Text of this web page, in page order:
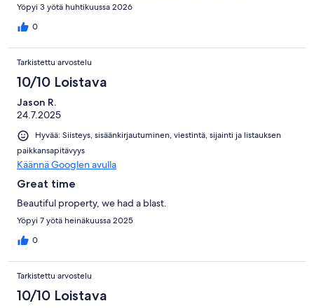
Yöpyi 3 yötä huhtikuussa 2026
0
Tarkistettu arvostelu
10/10 Loistava
Jason R.
24.7.2025
Hyvää: Siisteys, sisäänkirjautuminen, viestintä, sijainti ja listauksen
paikkansapitävyys
Käännä Googlen avulla
Great time
Beautiful property, we had a blast.
Yöpyi 7 yötä heinäkuussa 2025
0
Tarkistettu arvostelu
10/10 Loistava